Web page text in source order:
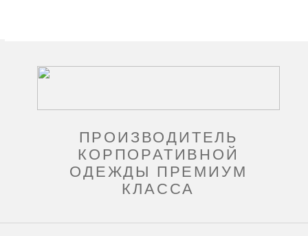
ПРОИЗВОДИТЕЛЬ
КОРПОРАТИВНОЙ
ОДЕЖДЫ ПРЕМИУМ
КЛАССА